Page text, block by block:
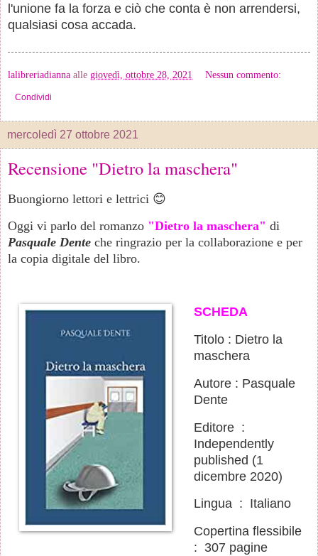
l'unione fa la forza e ciò che conta è non arrendersi,
qualsiasi cosa accada.
lalibreriadianna alle giovedì, ottobre 28, 2021 Nessun commento:
Condividi
mercoledì 27 ottobre 2021
Recensione "Dietro la maschera"
Buongiorno lettori e lettrici 😊
Oggi vi parlo del romanzo "Dietro la maschera" di
Pasquale Dente che ringrazio per la collaborazione e per
la copia digitale del libro.
SCHEDA
Titolo : Dietro la
maschera
Autore : Pasquale
Dente
Editore ‏ : ‎
Independently
published (1
dicembre 2020)
Lingua ‏ : ‎ Italiano
Copertina flessibile ‏
: ‎ 307 pagine